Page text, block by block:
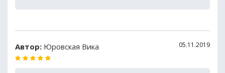
Автор: Юровская Вика 05.11.2019